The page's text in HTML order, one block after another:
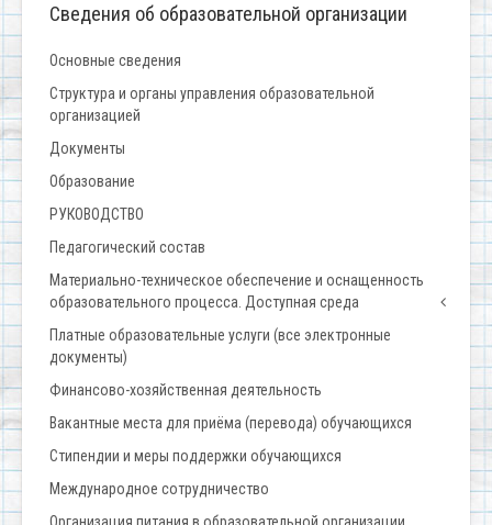
Сведения об образовательной организации
Основные сведения
Структура и органы управления образовательной
организацией
Документы
Образование
РУКОВОДСТВО
Педагогический состав
Материально-техническое обеспечение и оснащенность
образовательного процесса. Доступная среда
Платные образовательные услуги (все электронные
документы)
Финансово-хозяйственная деятельность
Вакантные места для приёма (перевода) обучающихся
Стипендии и меры поддержки обучающихся
Международное сотрудничество